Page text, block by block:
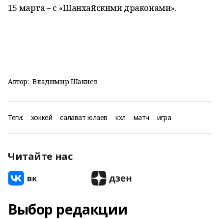
15 марта – с «Шанхайскими драконами».
Автор: Владимир Шакиев
Теги: хоккей салават юлаев кхл матч игра
Читайте нас
Выбор редакции